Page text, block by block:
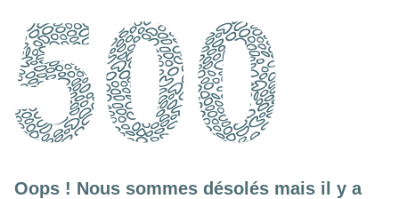
502
Oops ! Nous sommes désolés mais il y a